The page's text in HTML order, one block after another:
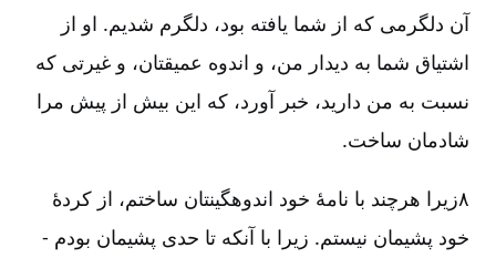
آن دلگرمی که از شما یافته بود، دلگرم شدیم. او از
اشتیاق شما به دیدار من، و اندوه عمیقتان، و غیرتی که
نسبت به من دارید، خبر آورد، که این بیش از پیش مرا
شادمان ساخت.
۸زیرا هرچند با نامۀ خود اندوهگینتان ساختم، از کردۀ
خود پشیمان نیستم. زیرا با آنکه تا حدی پشیمان بودم -